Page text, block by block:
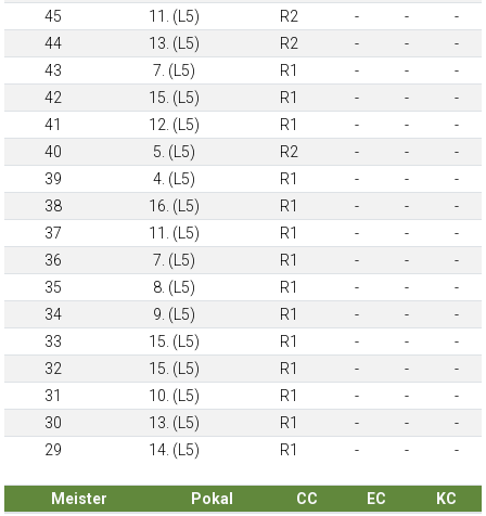
45
11. (L5) R2 - -
-
44
13. (L5) R2 - -
-
43
7. (L5) R1 - -
-
42
15. (L5) R1 - -
-
41
12. (L5) R1 - -
-
40
5. (L5) R2 - -
-
39
4. (L5) R1 - -
-
38
16. (L5) R1 - -
-
37
11. (L5) R1 - -
-
36
7. (L5) R1 - -
-
35
8. (L5) R1 - -
-
34
9. (L5) R1 - -
-
33
15. (L5) R1 - -
-
32
15. (L5) R1 - -
-
31
10. (L5) R1 - -
-
30
13. (L5) R1 - -
-
29
14. (L5) R1 - - -
Meister Pokal CC EC
KC